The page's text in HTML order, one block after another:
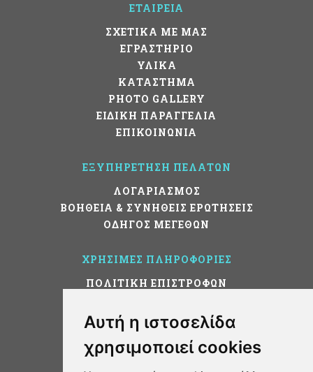
Αυτή η ιστοσελίδα
χρησιμοποιεί cookies
ΕΤΑΙΡΕΙΑ
ΣΧΕΤΙΚΑ ΜΕ ΜΑΣ
ΕΓΡΑΣΤΗΡΙΟ
ΥΛΙΚΑ
ΚΑΤΑΣΤΗΜΑ
PHOTO GALLERY
ΕΙΔΙΚΗ ΠΑΡΑΓΓΕΛΙΑ
ΕΠΙΚΟΙΝΩΝΙΑ
ΕΞΥΠΗΡΕΤΗΣΗ ΠΕΛΑΤΩΝ
ΛΟΓΑΡΙΑΣΜΟΣ
ΒΟΗΘΕΙΑ & ΣΥΝΗΘΕΙΣ ΕΡΩΤΗΣΕΙΣ
ΟΔΗΓΟΣ ΜΕΓΕΘΩΝ
ΧΡΗΣΙΜΕΣ ΠΛΗΡΟΦΟΡΙΕΣ
ΠΟΛΙΤΙΚΗ ΕΠΙΣΤΡΟΦΩΝ
ΤΡΟΠΟΙ ΠΛΗΡΩΜΗΣ
ΠΟΛΙΤΙΚΗ ΑΣΦΑΛΕΙΑΣ
ΟΡΟΙ ΧΡΗΣΗΣ